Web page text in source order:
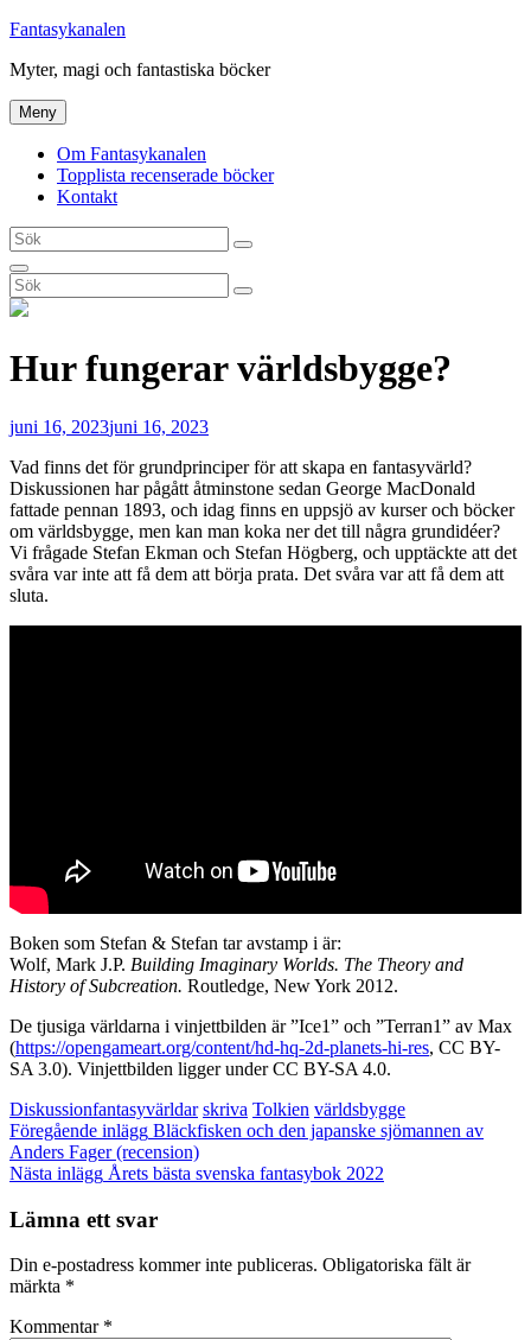
Hoppa
innehåll
Fantasykanalen
Myter, magi och fantastiska böcker
Meny
Om Fantasykanalen
Topplista recenserade böcker
Kontakt
Sök
efter:
Sök
Sök
Sök
efter:
Sök
Hur fungerar världsbygge?
publicerat
juni 16, 2023juni 16, 2023
Vad finns det för grundprinciper för att skapa en fantasyvärld?
Diskussionen har pågått åtminstone sedan George MacDonald
fattade pennan 1893, och idag finns en uppsjö av kurser och böcker
om världsbygge, men kan man koka ner det till några grundidéer?
Vi frågade Stefan Ekman och Stefan Högberg, och upptäckte att det
svåra var inte att få dem att börja prata. Det svåra var att få dem att
sluta.
Boken som Stefan & Stefan tar avstamp i är:
Wolf, Mark J.P. Building Imaginary Worlds. The Theory and
History of Subcreation. Routledge, New York 2012.
De tjusiga världarna i vinjettbilden är ”Ice1” och ”Terran1” av Max
(https://opengameart.org/content/hd-hq-2d-planets-hi-res, CC BY-
SA 3.0). Vinjettbilden ligger under CC BY-SA 4.0.
Kategorier
DiskussionEtiketter,
fantasyvärldar skriva Tolkien världsbygge
Inläggsnavigering
Föregående
inlägg
Föregående inlägg Bläckfisken och den japanske sjömannen av
Anders Fager (recension)
Nästa
Nästa inlägg Årets bästa svenska fantasybok 2022
Lämna ett svar
Din e-postadress kommer inte publiceras. Obligatoriska fält är
märkta *
Kommentar *